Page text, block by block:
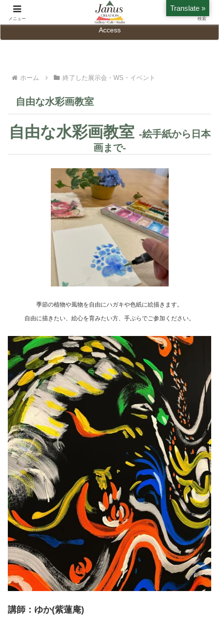
History
Access
ホーム 終了した展示会・WS・イベント
自由な水彩画教室
自由な水彩画教室 -絵手紙から日本
画まで-
季節の植物や風物を自由にハガキや色紙に絵描きます。
自由に描きたい、絵心を育みたい方、手ぶらでご参加ください。
講師：ゆか(紫蓮庵)
メニュー 検索
Translate »